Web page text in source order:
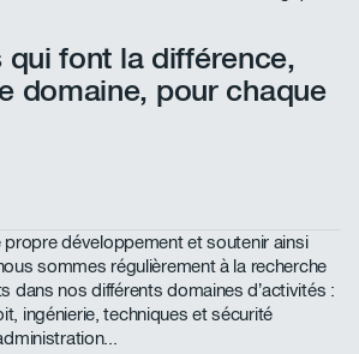
qui font la différence,
domaine, pour chaque
propre développement et soutenir ainsi
sommes régulièrement à la recherche
dans nos différents domaines d’activités :
ingénierie, techniques et sécurité